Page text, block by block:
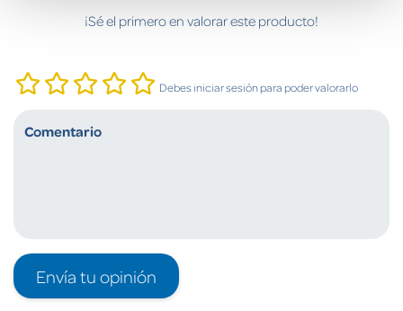
¡Sé el primero en valorar este producto!
Debes iniciar sesión para poder valorarlo
Envía tu opinión